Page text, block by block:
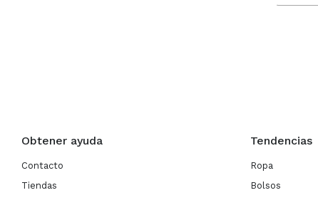
Obtener ayuda
Contacto
Tiendas
Tendencias
Ropa
Bolsos